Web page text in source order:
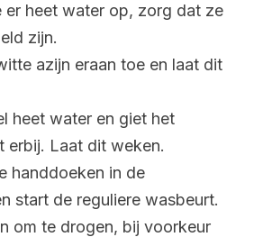
er heet water op, zorg dat ze
zijn.
azijn eraan toe en laat dit
heet water en giet het
erbij. Laat dit weken.
handdoeken in de
start de reguliere wasbeurt.
om te drogen, bij voorkeur